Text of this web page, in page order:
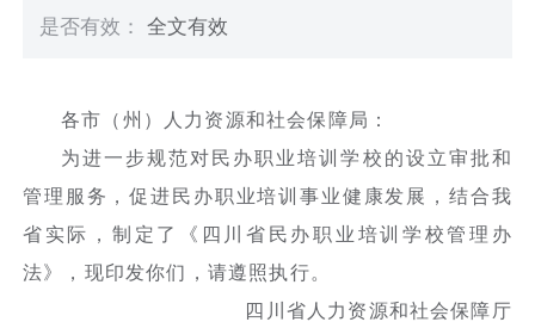
是否有效：全文有效
各市（州）人力资源和社会保障局：
为进一步规范对民办职业培训学校的设立审批和
管理服务，促进民办职业培训事业健康发展，结合我
省实际，制定了《四川省民办职业培训学校管理办
法》，现印发你们，请遵照执行。
四川省人力资源和社会保障厅